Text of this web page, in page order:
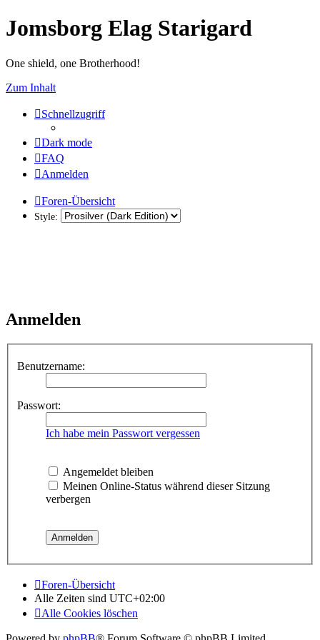
Jomsborg Elag Starigard
One shield, one Brotherhood!
Zum Inhalt
Schnellzugriff
Dark mode
FAQ
Anmelden
Foren-Übersicht
Style:
Anmelden
Benutzername:
Passwort:
Ich habe mein Passwort vergessen
Angemeldet bleiben
Meinen Online-Status während dieser Sitzung
verbergen
Foren-Übersicht
Alle Zeiten sind UTC+02:00
Alle Cookies löschen